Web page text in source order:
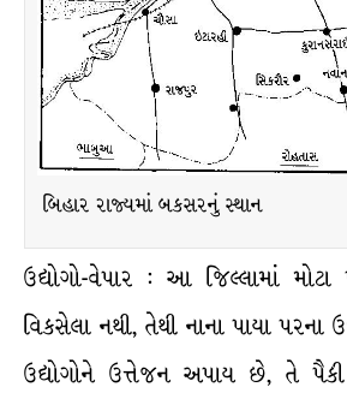
બિહાર રાજ્યમાં બકસરનું સ્થાન
ઉદ્યોગો-વેપાર : આ જિલ્લામાં મોટા
વિકસેલા નથી, તેથી નાના પાયા પરના
ઉદ્યોગોને ઉત્તેજન અપાય છે, તે